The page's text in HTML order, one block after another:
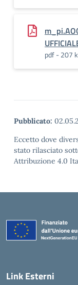
pdf - 207
Pubblicato:
Eccetto dove
stato rilasciato
Attribuzione 4.0
Link Esterni